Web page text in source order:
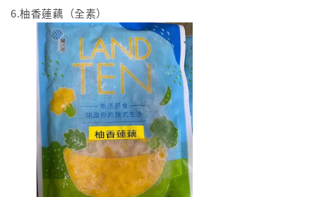
6.柚香蓮藕（全素）